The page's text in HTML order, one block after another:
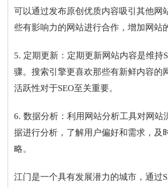
可以通过发布原创优质内容吸引其他网
些有影响力的网站进行合作，增加网站
5. 定期更新：定期更新网站内容是维持
骤。搜索引擎更喜欢那些有新鲜内容的
活跃性对于SEO至关重要。
6. 数据分析：利用网站分析工具对网站
据进行分析，了解用户偏好和需求，及
略。
江门是一个具有发展潜力的城市，通过